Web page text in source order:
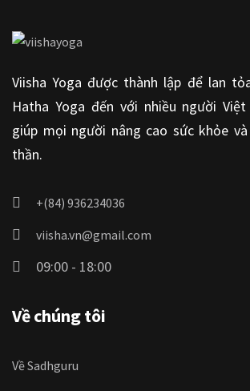
Viisha Yoga được thành lập để lan
Hatha Yoga đến với nhiều người
giúp mọi người nâng cao sức khỏe
thần.
+(84) 936234036
viisha.vn@gmail.com
09:00 - 18:00
Về chúng tôi
Về Sadhguru